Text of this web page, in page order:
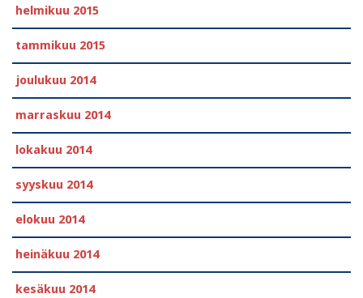
helmikuu 2015
tammikuu 2015
joulukuu 2014
marraskuu 2014
lokakuu 2014
syyskuu 2014
elokuu 2014
heinäkuu 2014
kesäkuu 2014